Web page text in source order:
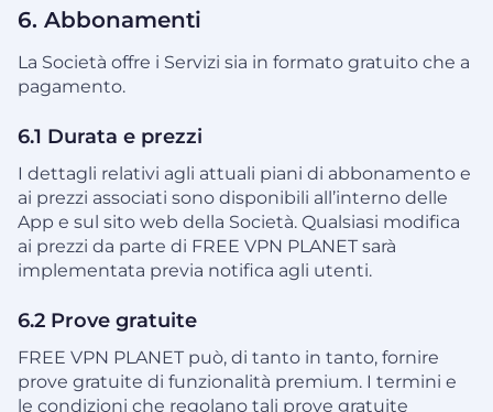
6. Abbonamenti
La Società offre i Servizi sia in formato gratuito che a
pagamento.
6.1 Durata e prezzi
I dettagli relativi agli attuali piani di abbonamento e
ai prezzi associati sono disponibili all’interno delle
App e sul sito web della Società. Qualsiasi modifica
ai prezzi da parte di FREE VPN PLANET sarà
implementata previa notifica agli utenti.
6.2 Prove gratuite
FREE VPN PLANET può, di tanto in tanto, fornire
prove gratuite di funzionalità premium. I termini e
le condizioni che regolano tali prove gratuite